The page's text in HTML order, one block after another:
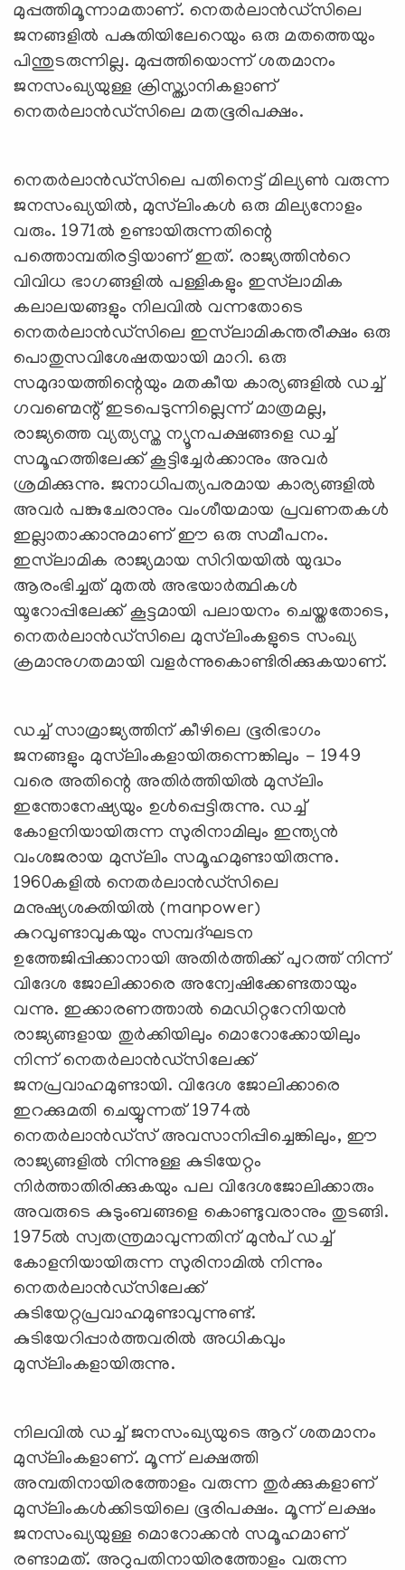
മുപ്പത്തിമൂന്നാമതാണ്. നെതർലാൻഡ്‌സിലെ
ജനങ്ങളിൽ പകുതിയിലേറെയും ഒരു മതത്തെയും
പിന്തുടരുന്നില്ല. മുപ്പത്തിയൊന്ന് ശതമാനം
ജനസംഖ്യയുള്ള ക്രിസ്ത്യാനികളാണ്
നെതർലാൻഡ്‌സിലെ മതഭൂരിപക്ഷം.
നെതർലാൻഡ്‌സിലെ പതിനെട്ട് മില്യൺ വരുന്ന
ജനസംഖ്യയിൽ, മുസ്‍ലിംകൾ ഒരു മില്യനോളം
വരും. 1971ൽ ഉണ്ടായിരുന്നതിന്റെ
പത്തൊമ്പതിരട്ടിയാണ് ഇത്. രാജ്യത്തിൻറെ
വിവിധ ഭാഗങ്ങളിൽ പള്ളികളും ഇസ്‍ലാമിക
കലാലയങ്ങളും നിലവിൽ വന്നതോടെ
നെതർലാൻഡ്‌സിലെ ഇസ്‍ലാമികന്തരീക്ഷം ഒരു
പൊതുസവിശേഷതയായി മാറി. ഒരു
സമുദായത്തിന്റെയും മതകീയ കാര്യങ്ങളിൽ ഡച്ച്
ഗവണ്മെന്റ് ഇടപെടുന്നില്ലെന്ന് മാത്രമല്ല,
രാജ്യത്തെ വ്യത്യസ്ത ന്യൂനപക്ഷങ്ങളെ ഡച്ച്
സമൂഹത്തിലേക്ക് കൂട്ടിച്ചേർക്കാനും അവർ
ശ്രമിക്കുന്നു. ജനാധിപത്യപരമായ കാര്യങ്ങളിൽ
അവർ പങ്കുചേരാനും വംശീയമായ പ്രവണതകൾ
ഇല്ലാതാക്കാനുമാണ് ഈ ഒരു സമീപനം.
ഇസ്‍ലാമിക രാജ്യമായ സിറിയയിൽ യുദ്ധം
ആരംഭിച്ചത് മുതൽ അഭയാർത്ഥികൾ
യൂറോപ്പിലേക്ക് കൂട്ടമായി പലായനം ചെയ്തതോടെ,
നെതർലാൻഡ്‌സിലെ മുസ്‍ലിംകളുടെ സംഖ്യ
ക്രമാനുഗതമായി വളർന്നുകൊണ്ടിരിക്കുകയാണ്.
ഡച്ച് സാമ്രാജ്യത്തിന് കീഴിലെ ഭൂരിഭാഗം
ജനങ്ങളും മുസ്‍ലിംകളായിരുന്നെങ്കിലും - 1949
വരെ അതിന്റെ അതിർത്തിയിൽ മുസ്‍ലിം
ഇന്തോനേഷ്യയും ഉൾപ്പെട്ടിരുന്നു. ഡച്ച്
കോളനിയായിരുന്ന സുരിനാമിലും ഇന്ത്യൻ
വംശജരായ മുസ്‍ലിം സമൂഹമുണ്ടായിരുന്നു.
1960കളിൽ നെതർലാൻഡ്‌സിലെ
മനുഷ്യശക്തിയിൽ (manpower)
കുറവുണ്ടാവുകയും സമ്പദ്ഘടന
ഉത്തേജിപ്പിക്കാനായി അതിർത്തിക്ക് പുറത്ത് നിന്ന്
വിദേശ ജോലിക്കാരെ അന്വേഷിക്കേണ്ടതായും
വന്നു. ഇക്കാരണത്താൽ മെഡിറ്ററേനിയൻ
രാജ്യങ്ങളായ തുർക്കിയിലും മൊറോക്കോയിലും
നിന്ന് നെതർലാൻഡ്‌സിലേക്ക്
ജനപ്രവാഹമുണ്ടായി. വിദേശ ജോലിക്കാരെ
ഇറക്കുമതി ചെയ്യുന്നത് 1974ൽ
നെതർലാൻഡ്‌സ് അവസാനിപ്പിച്ചെങ്കിലും, ഈ
രാജ്യങ്ങളിൽ നിന്നുള്ള കുടിയേറ്റം
നിർത്താതിരിക്കുകയും പല വിദേശജോലിക്കാരും
അവരുടെ കുടുംബങ്ങളെ കൊണ്ടുവരാനും തുടങ്ങി.
1975ൽ സ്വതന്ത്രമാവുന്നതിന് മുൻപ് ഡച്ച്
കോളനിയായിരുന്ന സുരിനാമിൽ നിന്നും
നെതർലാൻഡ്‌സിലേക്ക്
കുടിയേറ്റപ്രവാഹമുണ്ടാവുന്നുണ്ട്.
കുടിയേറിപ്പാർത്തവരിൽ അധികവും
മുസ്‌ലിംകളായിരുന്നു.
നിലവിൽ ഡച്ച് ജനസംഖ്യയുടെ ആറ് ശതമാനം
മുസ്‍ലിംകളാണ്. മൂന്ന് ലക്ഷത്തി
അമ്പതിനായിരത്തോളം വരുന്ന തുർക്കുകളാണ്
മുസ്‍ലിംകൾക്കിടയിലെ ഭൂരിപക്ഷം. മൂന്ന് ലക്ഷം
ജനസംഖ്യയുള്ള മൊറോക്കൻ സമൂഹമാണ്
രണ്ടാമത്. അറുപതിനായിരത്തോളം വരുന്ന